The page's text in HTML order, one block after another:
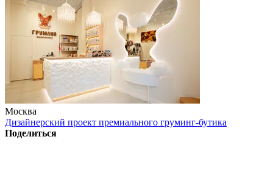
Москва
Дизайнерский проект премиального груминг-бутика
Поделиться